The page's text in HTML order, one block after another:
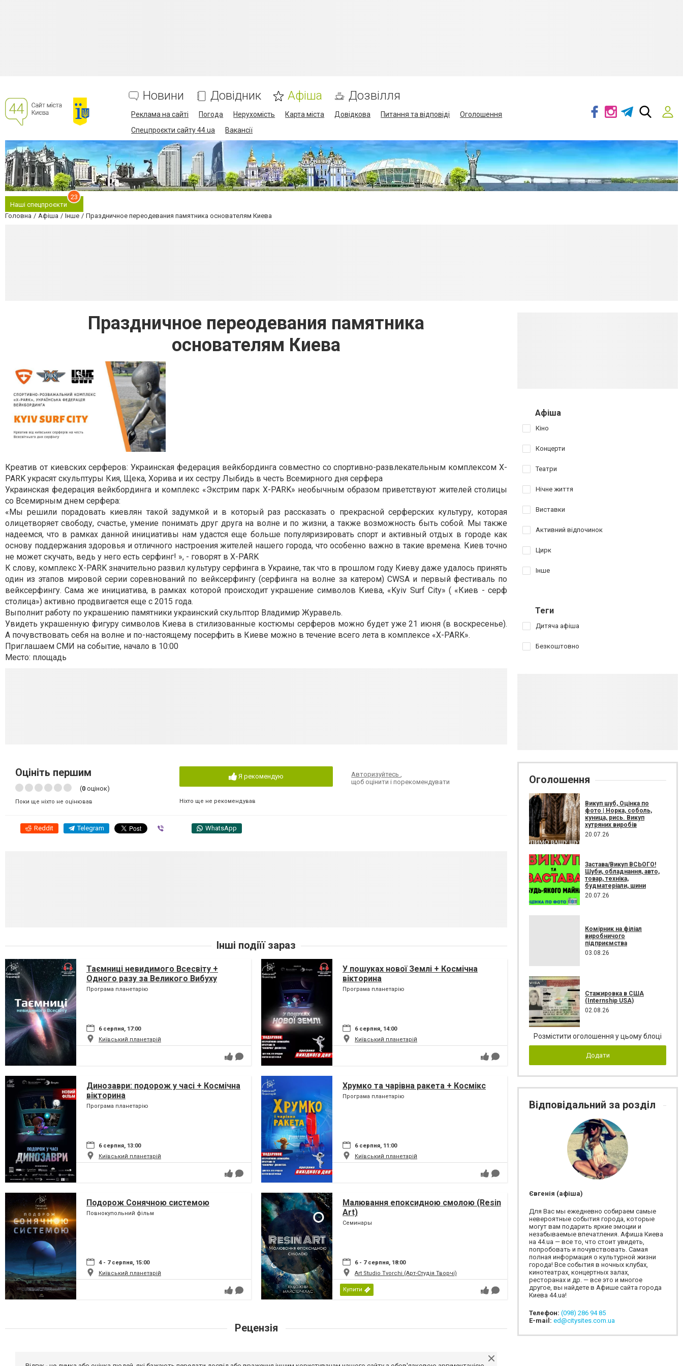
Новини Довідник Афіша Дозвілля
Реклама на сайті Погода Нерухомість Карта міста Довідкова Питання та відповіді
Оголошення
Спецпроєкти сайту 44.ua
Вакансії
Наші спецпроєкти
23
Головна Афіша Інше Праздничное переодевания памятника основателям Киева
Праздничное переодевания памятника
основателям Киева
Креатив от киевских серферов: Украинская федерация вейкбординга совместно со спортивно-развлекательным комплексом X-
PARK украсят скульптуры Кия, Щека, Хорива и их сестру Лыбидь в честь Всемирного дня серфера
Украинская федерация вейкбординга и комплекс «Экстрим парк X-PARK» необычным образом приветствуют жителей столицы
со Всемирным днем серфера:
«Мы решили порадовать киевлян такой задумкой и в который раз рассказать о прекрасной серферских культуру, которая
олицетворяет свободу, счастье, умение понимать друг друга на волне и по жизни, а также возможность быть собой. Мы также
надеемся, что в рамках данной инициативы нам удастся еще больше популяризировать спорт и активный отдых в городе как
основу поддержания здоровья и отличного настроения жителей нашего города, что особенно важно в такие времена. Киев точно
не может скучать, ведь у него есть серфинг! », - говорят в X-PARK
К слову, комплекс X-PARK значительно развил культуру серфинга в Украине, так что в прошлом году Киеву даже удалось принять
один из этапов мировой серии соревнований по вейксерфингу (серфинга на волне за катером) CWSA и первый фестиваль по
вейксерфингу. Сама же инициатива, в рамках которой происходит украшение символов Киева, «Kyiv Surf City» ( «Киев - серф
столица») активно продвигается еще с 2015 года.
Выполнит работу по украшению памятники украинский скульптор Владимир Журавель.
Увидеть украшенную фигуру символов Киева в стилизованные костюмы серферов можно будет уже 21 июня (в воскресенье).
А почувствовать себя на волне и по-настоящему посерфить в Киеве можно в течение всего лета в комплексе «X-PARK».
Приглашаем СМИ на событие, начало в 10:00
Место: площадь
Оцініть першим
(0 оцінок)
Поки ще ніхто не оцінював
Я рекомендую
Ніхто ще не рекомендував
Авторизуйтесь
щоб оцінити і порекомендувати
Reddit Telegram WhatsApp
Інші подіїї зараз
Таємниці невидимого Всесвіту +
Одного разу за Великого Вибуху
Програма планетарію
6 серпня, 17:00
Київський планетарій
У пошуках нової Землі + Космічна
вікторина
Програма планетарію
6 серпня, 14:00
Київський планетарій
Динозаври: подорож у часі + Космічна
вікторина
Програма планетарію
6 серпня, 13:00
Київський планетарій
Хрумко та чарівна ракета + Космікс
Програма планетарію
6 серпня, 11:00
Київський планетарій
Подорож Сонячною системою
Повнокупольний фільм
4 - 7 серпня, 15:00
Київський планетарій
Малювання епоксидною смолою (Resin
Art)
Семинары
6 - 7 серпня, 18:00
Art Studio Tvorchi (Арт-Студія Творчі)
Купити
Рецензія
Афіша
Кіно
Концерти
Театри
Нічне життя
Виставки
Активний відпочинок
Цирк
Інше
Теги
Дитяча афіша
Безкоштовно
Оголошення
Викуп шуб, Оцінка по
фото | Норка, соболь,
куница, рись. Викуп
хутряних виробів
20.07.26
Застава/Викуп ВСЬОГО!
Шуби, обладнання, авто,
товар, техніка,
будматеріали, шини
20.07.26
Комірник на філіал
виробничого
підприємства
03.08.26
Стажировка в США
(Internship USA)
02.08.26
Розмістити оголошення у цьому блоці
Додати
Відповідальний за розділ
Євгенія (афіша)
Для Вас мы ежедневно собираем самые
невероятные события города, которые
могут вам подарить яркие эмоции и
незабываемые впечатления. Афиша Киева
на 44.ua — все то, что стоит увидеть,
попробовать и почувствовать. Самая
полная информация о культурной жизни
города! Все события в ночных клубах,
кинотеатрах, концертных залах,
ресторанах и др. — все это и многое
другое, вы найдете в Афише сайта города
Киева 44.ua!
Телефон: (098) 286 94 85
E-mail: ed@citysites.com.ua